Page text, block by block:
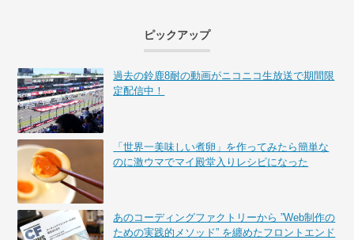
ピックアップ
過去の鈴鹿8耐の動画がニコニコ生放送で期間限
定配信中！
「世界一美味しい煮卵」を作ってみたら簡単な
のに激ウマでマイ殿堂入りレシピになった
あのコーディングファクトリーから ”Web制作の
ための実践的メソッド” を纏めたフロントエンド